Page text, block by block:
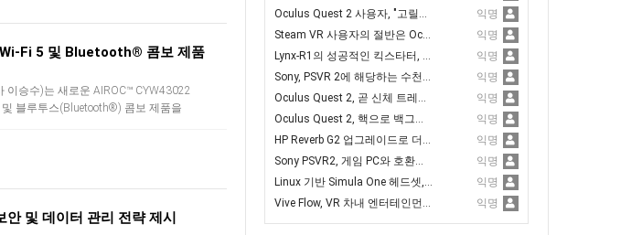
3가지 타입별 VR승마체험가능(안전한 VR스포츠 승마체험가능)
Fi 5 및 Bluetooth® 콤보 제품
이승수)는 새로운 AIROC™ CYW43022
블루투스(Bluetooth®) 콤보 제품을
및 데이터 관리 전략 제시
Anshar Wars 2: Hyperdrive
Oculus Quest 2 사용자, "고릴라 팔 증후군" 주의
익명
Steam VR 사용자의 절반은 Oculus Quest2를 가지고 있다고 밝혀져
익명
Lynx-R1의 성공적인 킥스타터, 80만 달러 모금 달성
익명
Sony, PSVR 2에 해당하는 수천 개의 개발 키트 출하
익명
Oculus Quest 2, 곧 신체 트레킹 지원 추가
익명
Oculus Quest 2, 핵으로 백그라운드 Discords와 Spotify 앱 구동 가능
익명
HP Reverb G2 업그레이드로 더 나은 트래킹과 새로운 얼굴 개스킷 추가
익명
Sony PSVR2, 게임 PC와 호환되도록 하는 것이 유리
익명
Linux 기반 Simula One 헤드셋, 사전 예약 오픈
익명
Vive Flow, VR 차내 엔터테인먼트에서 홀로라이드와 제휴
익명